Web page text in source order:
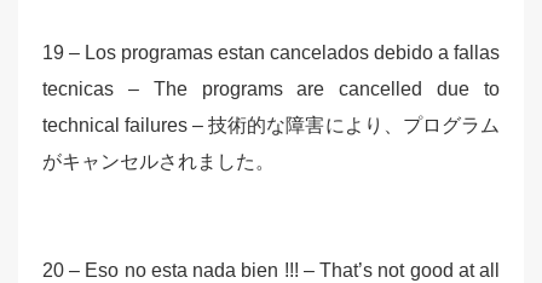
19 – Los programas estan cancelados debido a fallas
tecnicas – The programs are cancelled due to
technical failures – 技術的な障害により、プログラム
がキャンセルされました。
20 – Eso no esta nada bien !!! – That’s not good at all